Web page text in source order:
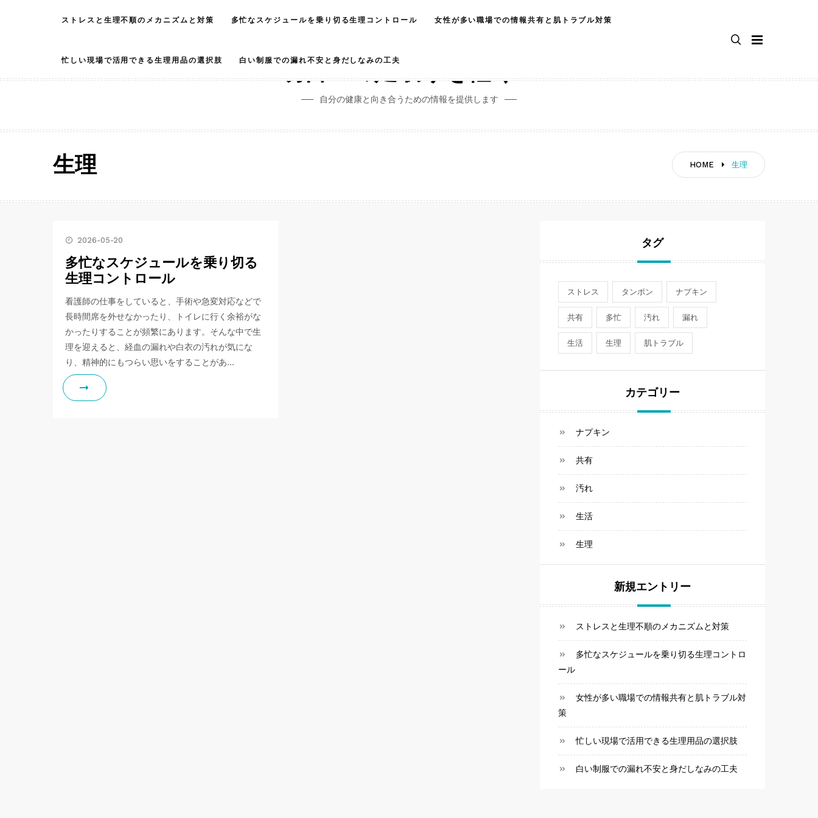
ストレスと生理不順のメカニズムと対策 多忙なスケジュールを乗り切る生理コントロール 女性が多い職場での情報共有と肌トラブル対策
忙しい現場で活用できる生理用品の選択肢 白い制服での漏れ不安と身だしなみの工夫
明日への足取りを軽く！
自分の健康と向き合うための情報を提供します
HOME 生理
生理
2026-05-20
多忙なスケジュールを乗り切る
生理コントロール
看護師の仕事をしていると、手術や急変対応などで
長時間席を外せなかったり、トイレに行く余裕がな
かったりすることが頻繁にあります。そんな中で生
理を迎えると、経血の漏れや白衣の汚れが気にな
り、精神的にもつらい思いをすることがあ…
タグ
ストレス タンポン ナプキン
共有 多忙 汚れ 漏れ
生活 生理 肌トラブル
カテゴリー
ナプキン
共有
汚れ
生活
生理
新規エントリー
ストレスと生理不順のメカニズムと対策
多忙なスケジュールを乗り切る生理コントロ
ール
女性が多い職場での情報共有と肌トラブル対
策
忙しい現場で活用できる生理用品の選択肢
白い制服での漏れ不安と身だしなみの工夫